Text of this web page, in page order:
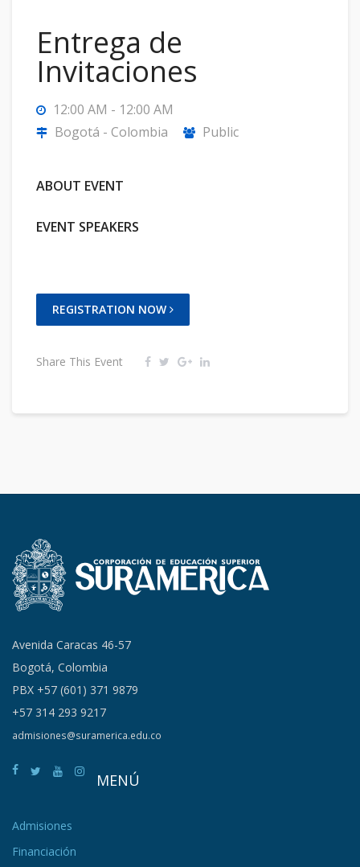
Entrega de
Invitaciones
12:00 AM - 12:00 AM
Bogotá - Colombia
Public
ABOUT EVENT
EVENT SPEAKERS
REGISTRATION NOW
Share This Event
Avenida Caracas 46-57
Bogotá, Colombia
PBX +57 (601) 371 9879
+57 314 293 9217
admisiones@suramerica.edu.co
MENÚ
Admisiones
Financiación